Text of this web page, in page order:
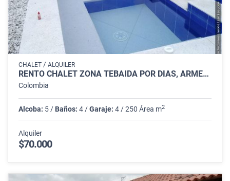
CHALET / ALQUILER
RENTO CHALET ZONA TEBAIDA POR DIAS, ARMENIA
Colombia
Alcoba: 5 / Baños: 4 /Garaje: 4 / 250 Área m2
Alquiler
$70.000